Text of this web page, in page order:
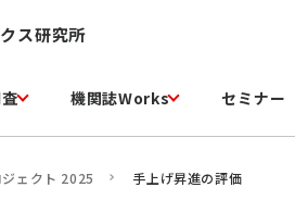
ス研究所
機関誌Works セミナー
ェクト 2025 手上げ昇進の評価